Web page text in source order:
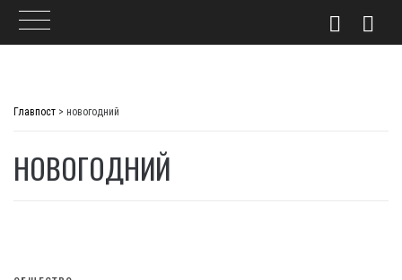
Главпост > новогодний
НОВОГОДНИЙ